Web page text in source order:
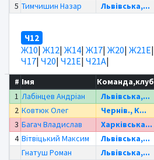
5 Тимчишин Назар Львівська,...
Ч12
Ж10| Ж12| Ж14| Ж17| Ж20| Ж21Е|
Ч17| Ч20| Ч21Е| Ч21А|
# Імя Команда,клуб
1 Лабінцев Андріан Львівська,...
2 Ковтюк Олег Чернів., К...
3 Багач Владислав Харківська...
4 Вітвіцький Максим Львівська,...
Гнатуш Роман
Львівська,...